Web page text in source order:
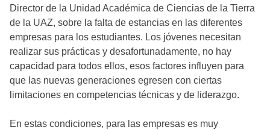
Director de la Unidad Académica de Ciencias de la Tierra
de la UAZ, sobre la falta de estancias en las diferentes
empresas para los estudiantes. Los jóvenes necesitan
realizar sus prácticas y desafortunadamente, no hay
capacidad para todos ellos, esos factores influyen para
que las nuevas generaciones egresen con ciertas
limitaciones en competencias técnicas y de liderazgo.
En estas condiciones, para las empresas es muy